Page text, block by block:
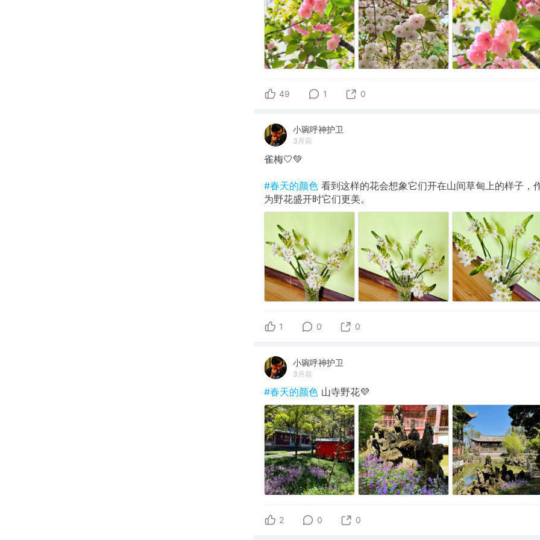
49 1 0
小琬呼神护卫
3月前
雀梅🤍💚
#春天的颜色 看到这样的花会想象它们开在山间草甸上的样子，
为野花盛开时它们更美。
1 0 0
小琬呼神护卫
3月前
#春天的颜色 山寺野花💜
2 0 0